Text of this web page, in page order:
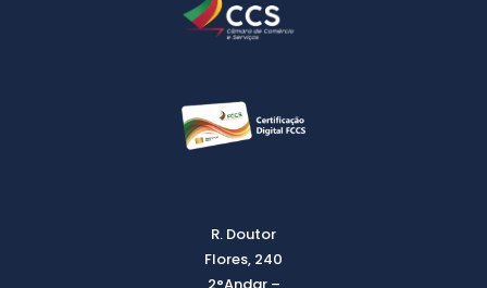
R. Doutor
Flores, 240
2°Andar –